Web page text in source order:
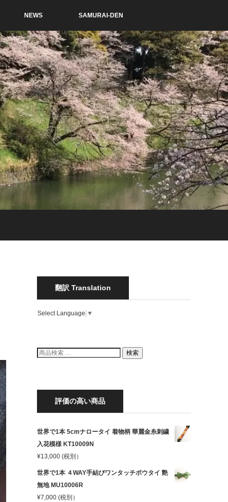
NEWS SAMURAI-DEN
翻訳 Translation
Select Language ▼
検
索
検索
評価の高い商品
世界で1本 5cmナロータイ 着物柄 華麗金糸刺繍
入花模様 KT10009N
¥13,000 (税別）
世界で1本 ４WAY手結びワンタッチボウタイ 艶
無地 MU10006R
¥7,000 (税別）